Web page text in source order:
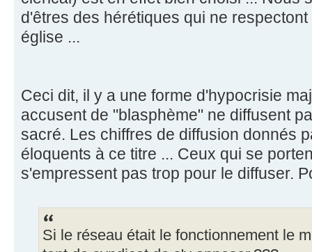
d'êtres des hérétiques qui ne
église ...
Ceci dit, il y a une forme d'hypocrisie
accusent de "blasphème" ne diffusent
sacré. Les chiffres de diffusion donnés
éloquents à ce titre ... Ceux qui se
s'empressent pas trop pour le diffuser.
Si le réseau était le fonctionnement le